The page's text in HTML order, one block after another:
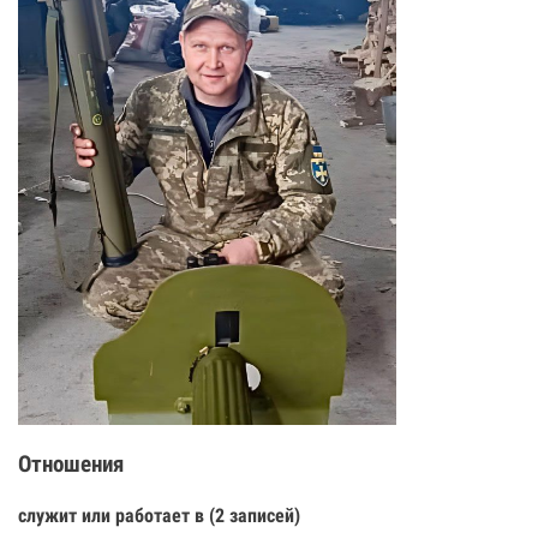
Отношения
служит или работает в (2 записей)